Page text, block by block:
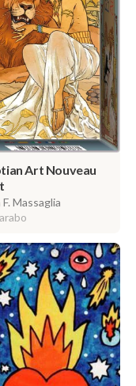
Art Nouveau
Massaglia